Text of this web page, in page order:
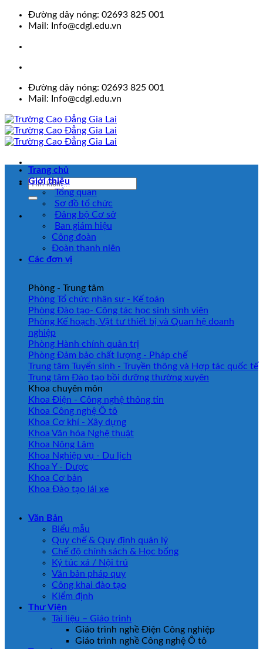
Skip
Đường dây nóng: 02693 825 001
Mail: Info@cdgl.edu.vn
Đường dây nóng: 02693 825 001
Mail: Info@cdgl.edu.vn
Trang chủ
Giới thiệu
Tổng quan
Sơ đồ tổ chức
Đảng bộ Cơ sở
Ban giám hiệu
Công đoàn
Đoàn thanh niên
Các đơn vị
Phòng - Trung tâm
Phòng Tổ chức nhân sự - Kế toán
Phòng Đào tạo- Công tác học sinh sinh viên
Phòng Kế hoạch, Vật tư thiết bị và Quan hệ doanh
nghiệp
Phòng Hành chính quản trị
Phòng Đảm bảo chất lượng - Pháp chế
Trung tâm Tuyển sinh - Truyền thông và Hợp tác quốc tế
Trung tâm Đào tạo bồi dưỡng thường xuyên
Khoa chuyên môn
Khoa Điện - Công nghệ thông tin
Khoa Công nghệ Ô tô
Khoa Cơ khí - Xây dựng
Khoa Văn hóa Nghệ thuật
Khoa Nông Lâm
Khoa Nghiệp vụ - Du lịch
Khoa Y - Dược
Khoa Cơ bản
Khoa Đào tạo lái xe
Văn Bản
Biểu mẫu
Quy chế & Quy định quản lý
Chế độ chính sách & Học bổng
Ký túc xá / Nội trú
Văn bản pháp quy
Công khai đào tạo
Kiểm định
Thư Viện
Tài liệu – Giáo trình
Giáo trình nghề Điện Công nghiệp
Giáo trình nghề Công nghệ Ô tô